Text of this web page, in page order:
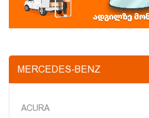
MERCEDES-BENZ
ACURA